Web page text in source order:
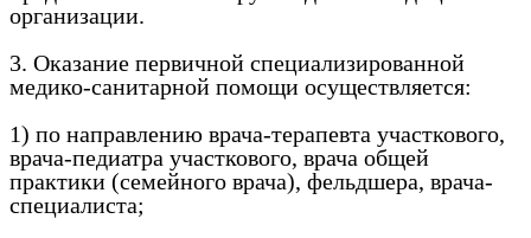
организации.
3. Оказание первичной специализированной
медико-санитарной помощи осуществляется:
1) по направлению врача-терапевта участкового,
врача-педиатра участкового, врача общей
практики (семейного врача), фельдшера, врача-
специалиста;